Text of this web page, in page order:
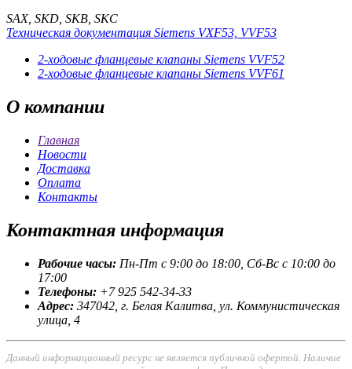
SAX, SKD, SKB, SKC
Техническая документация Siemens VXF53, VVF53
2-ходовые фланцевые клапаны Siemens VVF52
2-ходовые фланцевые клапаны Siemens VVF61
О компании
Главная
Новости
Доставка
Оплата
Контакты
Контактная информация
Рабочие часы: Пн-Пт с 9:00 до 18:00, Сб-Вс с 10:00 до
17:00
Телефоны: +7 925 542-34-33
Адрес: 347042, г. Белая Калитва, ул. Коммунистическая
улица, 4
Данный информационный ресурс не является публичной офертой. Наличие